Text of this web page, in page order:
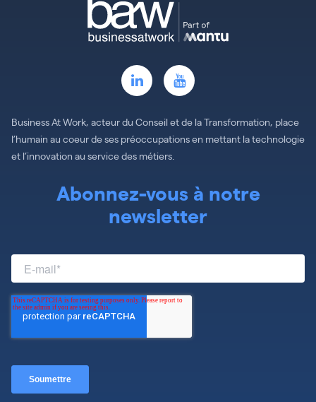
Business At Work, acteur du Conseil et de la Transformation, place
l’humain au coeur de ses préoccupations en mettant la technologie
et l’innovation au service des métiers.
Abonnez-vous à notre
newsletter